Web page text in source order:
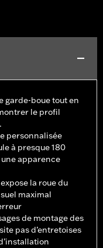
garde-boue tout en
le profil
personnalisée
à presque 180
apparence
la roue du
maximal
de montage des
pas d’entretoises